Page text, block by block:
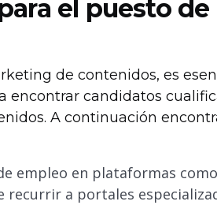
el puesto
de contenidos, es
encontrar candidatos
A continuación
empleo en plataformas
recurrir a portales